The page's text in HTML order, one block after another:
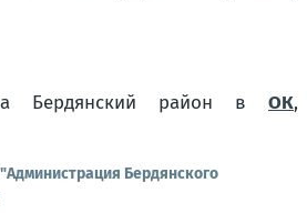
Бердянский район в ОК,
Бердянского